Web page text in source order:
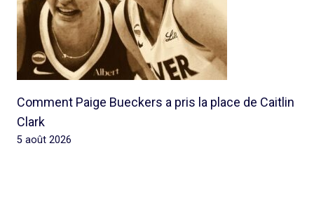
Comment Paige Bueckers a pris la place de Caitlin
Clark
5 août 2026